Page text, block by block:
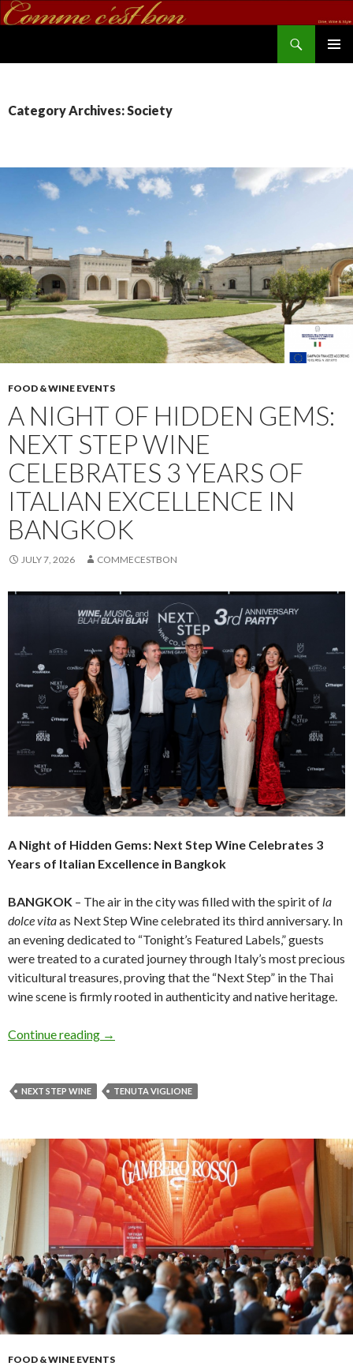
Category Archives: Society
FOOD & WINE EVENTS
A NIGHT OF HIDDEN GEMS:
NEXT STEP WINE
CELEBRATES 3 YEARS OF
ITALIAN EXCELLENCE IN
BANGKOK
JULY 7, 2026 COMMECESTBON
A Night of Hidden Gems: Next Step Wine Celebrates 3
Years of Italian Excellence in Bangkok
BANGKOK – The air in the city was filled with the spirit of la
dolce vitaas Next Step Wine celebrated its third anniversary. In
an evening dedicated to “Tonight’s Featured Labels,” guests
were treated to a curated journey through Italy’s most precious
viticultural treasures, proving that the “Next Step” in the Thai
wine scene is firmly rooted in authenticity and native heritage.
Continue reading →
NEXT STEP WINE TENUTA VIGLIONE
FOOD & WINE EVENTS